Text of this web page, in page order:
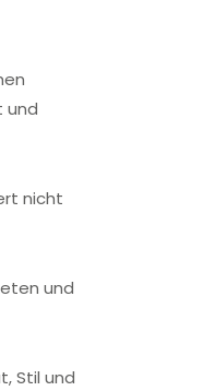
und
nicht
und
Stil und